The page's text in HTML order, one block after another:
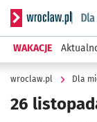
Serwis
WAKACJE
wroclaw.pl Dla
26